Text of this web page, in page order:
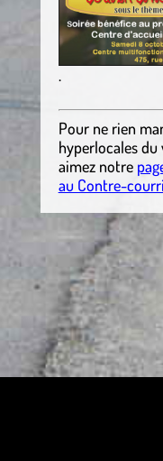
.
Pour ne rien
hyperlocales du
aimez notre
au Contre-